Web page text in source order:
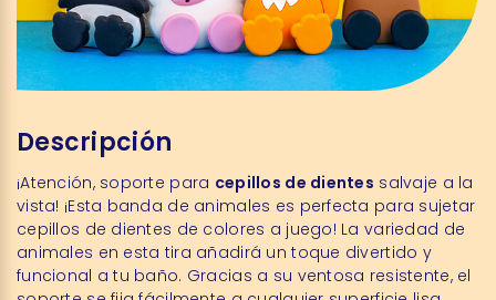
Descripción
¡Atención, soporte para cepillos de dientes salvaje a la
vista! ¡Esta banda de animales es perfecta para sujetar
cepillos de dientes de colores a juego! La variedad de
animales en esta tira añadirá un toque divertido y
funcional a tu baño. Gracias a su ventosa resistente, el